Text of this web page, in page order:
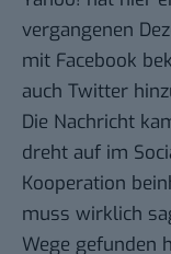
vergangenen
mit Facebook
auch Twitter
Die Nachricht
dreht auf im
Kooperation
muss wirklich
Wege gefunden